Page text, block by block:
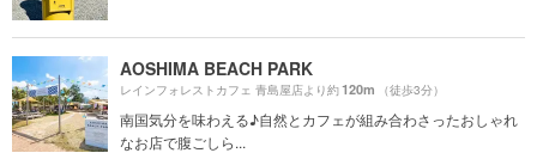
AOSHIMA BEACH PARK
レインフォレストカフェ 青島屋店より約120m （徒歩3分）
南国気分を味わえる♪自然とカフェが組み合わさったおしゃれ
なお店で腹ごしら...